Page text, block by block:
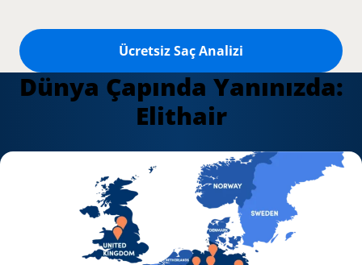
Ücretsiz Saç Analizi
Dünya Çapında Yanınızda:
Elithair